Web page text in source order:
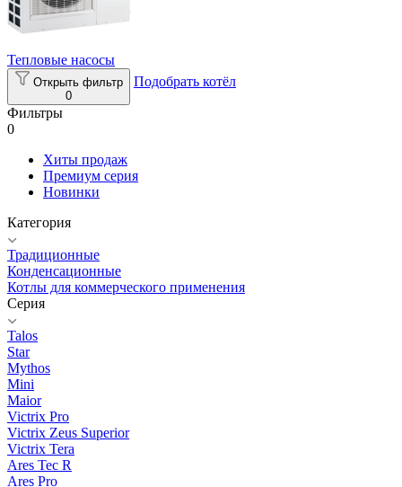
Тепловые насосы
Открыть фильтр
0
Подобрать котёл
Фильтры
0
Хиты продаж
Премиум серия
Новинки
Категория
Традиционные
Конденсационные
Котлы для коммерческого применения
Серия
Talos
Star
Mythos
Mini
Maior
Victrix Pro
Victrix Zeus Superior
Victrix Tera
Ares Tec R
Ares Pro